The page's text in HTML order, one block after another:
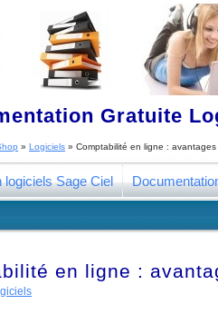
Gratuite
» Logiciels » Comptabilité en ligne :
logiciels Sage Ciel
en ligne :